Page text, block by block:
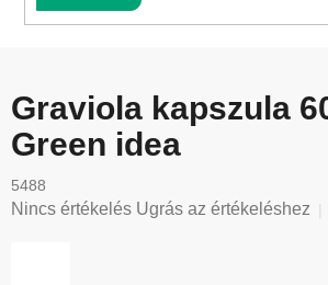
Graviola kapszula
Green idea
5488
A
Nincs értékelés Ugrás az értékeléshez